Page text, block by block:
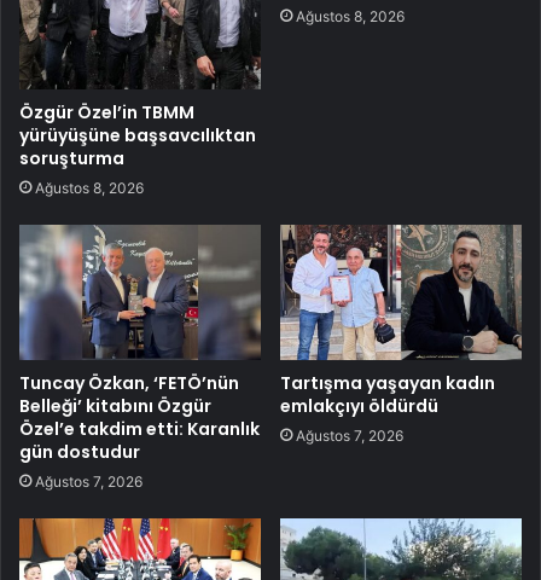
Özgür Özel’in TBMM
yürüyüşüne başsavcılıktan
soruşturma
Ağustos 8, 2026
Ağustos 8, 2026
Tuncay Özkan, ‘FETÖ’nün
Belleği’ kitabını Özgür
Özel’e takdim etti: Karanlık
gün dostudur
Ağustos 7, 2026
Tartışma yaşayan kadın
emlakçıyı öldürdü
Ağustos 7, 2026